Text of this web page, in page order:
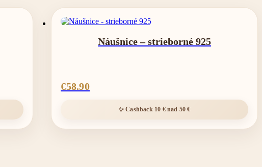
Náušnice – strieborné 925
€58.90